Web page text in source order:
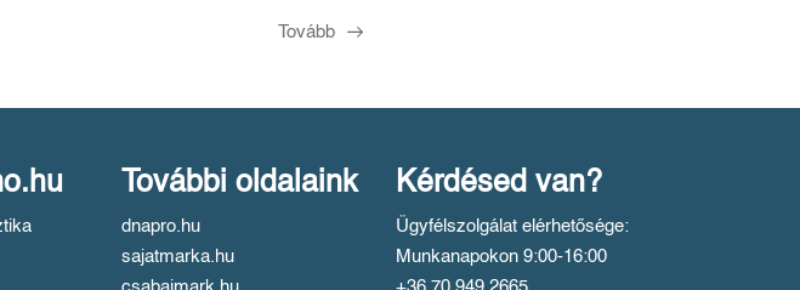
Tovább
További oldalaink
dnapro.hu
sajatmarka.hu
Kérdésed van?
Ügyfélszolgálat elérhetősége:
Munkanapokon 9:00-16:00